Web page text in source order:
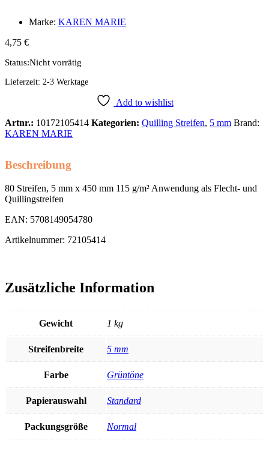
Marke: KAREN MARIE
4,75 €
Status:Nicht vorrätig
Lieferzeit: 2-3 Werktage
Add to wishlist
Artnr.: 10172105414 Kategorien: Quilling Streifen, 5 mm Brand:
KAREN MARIE
Beschreibung
80 Streifen, 5 mm x 450 mm 115 g/m² Anwendung als Flecht- und
Quillingstreifen
EAN: 5708149054780
Artikelnummer: 72105414
Zusätzliche Information
Gewicht 1 kg
Streifenbreite 5 mm
Farbe Grüntöne
Papierauswahl Standard
Packungsgröße Normal